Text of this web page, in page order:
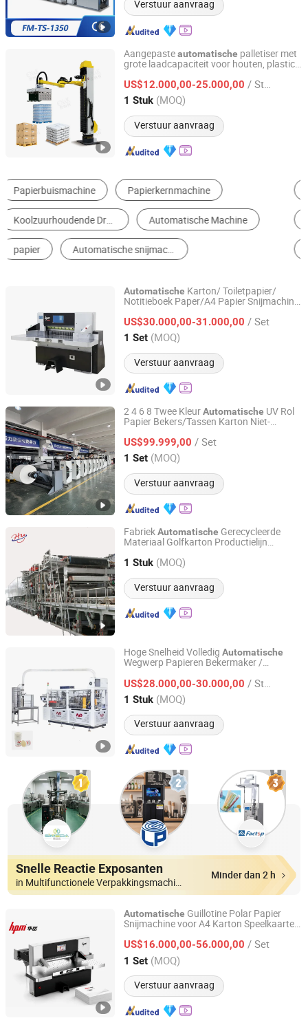
Verstuur aanvraag
Aangepasteautomatische palletiser met
grote laadcapaciteit voor houten, plastic,
cementzakken, flessen en blikken
verpakkingslijn
US$12.000,00-25.000,00 / Stuk
1 Stuk (MOQ)
Verstuur aanvraag
Tianjin Enak Intelligent Machinery Co., Ltd
Tianjin, China Sinds 2026
Papierzak Machine Paper Cup Machine
Toilet Paper Machine Multifunctionele Verpakkingsmachine
Snijmachine Papier Snijder
Automatische Karton/ Toiletpapier/
Notitieboek Paper/A4 Papier Snijmachine
Programmeerbare Hydraulische
Papercutter
US$30.000,00-31.000,00 / Set
1 Set (MOQ)
Verstuur aanvraag
Zhejiang Huayue Packing Machinery Co., Ltd.
Zhejiang, China Sinds 2009
2 4 6 8 Twee KleurAutomatische UV Rol
Papier Bekers/Tassen Karton Niet-
Flexografie Drukmachines Flexografische
Printer Prijs
US$99.999,00 / Set
1 Set (MOQ)
Verstuur aanvraag
Wenzhou Fengming Machinery Co., Ltd.
Zhejiang, China Sinds 2006
FabriekAutomatische Gerecycleerde
Materiaal Golfkarton Productielijn
Bekermachine
1 Stuk (MOQ)
Verstuur aanvraag
Qinyang Haiyang Paper Machinery Co., Ltd. Zhengzhou
Branch
Henan, China Sinds 2013
Hoge Snelheid Volledig Automatische
Wegwerp Papieren Bekermaker /
Koffiebekermachine / Machinerprijs
US$28.000,00-30.000,00 / Stuk
1 Stuk (MOQ)
Verstuur aanvraag
Wenzhou Toppro Machinery Co., Ltd.
Zhejiang, China Sinds 2004
Snelle Reactie Exposanten
in Multifunctionele Verpakkingsmachine
Minder dan 2 h
Automatische Guillotine Polar Papier
Snijmachine voor A4 Karton Speelkaarten
Zak Maken Snijder Trimmer
Stansmachine
US$16.000,00-56.000,00 / Set
1 Set (MOQ)
Verstuur aanvraag
Zhejiang Huayue Packing Machinery Co., Ltd.
Zhejiang, China Sinds 2009